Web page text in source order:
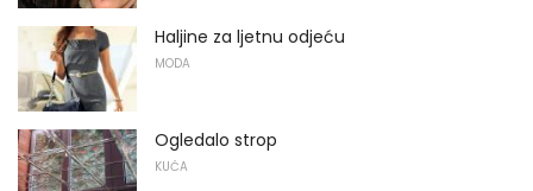
Haljine za ljetnu odjeću
MODA
Ogledalo strop
KUĆA